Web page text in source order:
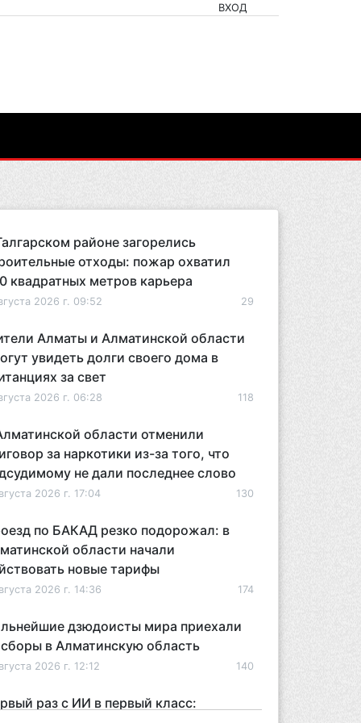
ВХОД
районе загорелись
отходы: пожар охватил
квадратных метров карьера
2026 г. 09:52 29
Алматы и Алматинской области
увидеть долги своего дома в
за свет
2026 г. 06:28 118
области отменили
за наркотики из-за того, что
не дали последнее слово
2026 г. 17:04 130
по БАКАД резко подорожал: в
области начали
новые тарифы
2026 г. 14:36 174
дзюдоисты мира приехали
сборы в Алматинскую область
2026 г. 12:12 140
раз с ИИ в первый класс: